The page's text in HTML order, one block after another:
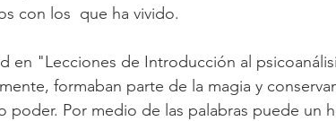
con los  que ha vivido.
en "Lecciones de Introducción al
formaban parte de la magia y
poder. Por medio de las palabras puede un